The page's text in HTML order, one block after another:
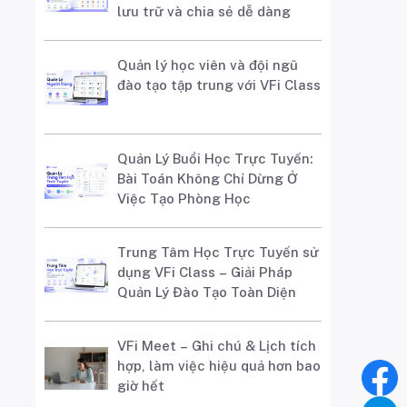
lưu trữ và chia sẻ dễ dàng
Quản lý học viên và đội ngũ
đào tạo tập trung với VFi Class
Quản Lý Buổi Học Trực Tuyến:
Bài Toán Không Chỉ Dừng Ở
Việc Tạo Phòng Học
Trung Tâm Học Trực Tuyến sử
dụng VFi Class – Giải Pháp
Quản Lý Đào Tạo Toàn Diện
VFi Meet – Ghi chú & Lịch tích
hợp, làm việc hiệu quả hơn bao
giờ hết